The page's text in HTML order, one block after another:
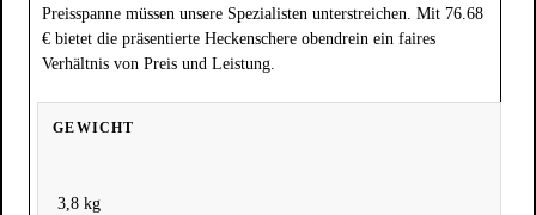
Preisspanne müssen unsere Spezialisten unterstreichen. Mit 76.68
€ bietet die präsentierte Heckenschere obendrein ein faires
Verhältnis von Preis und Leistung.
GEWICHT
3,8 kg